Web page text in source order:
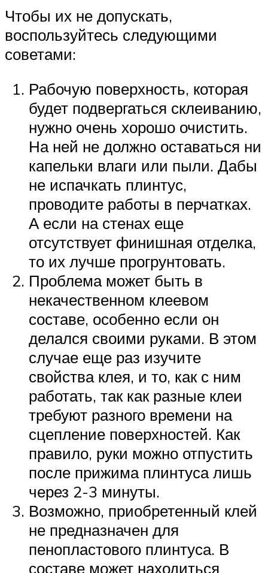
Чтобы их не допускать,
воспользуйтесь следующими
советами:
Рабочую поверхность, которая
будет подвергаться склеиванию,
нужно очень хорошо очистить.
На ней не должно оставаться ни
капельки влаги или пыли. Дабы
не испачкать плинтус,
проводите работы в перчатках.
А если на стенах еще
отсутствует финишная отделка,
то их лучше прогрунтовать.
Проблема может быть в
некачественном клеевом
составе, особенно если он
делался своими руками. В этом
случае еще раз изучите
свойства клея, и то, как с ним
работать, так как разные клеи
требуют разного времени на
сцепление поверхностей. Как
правило, руки можно отпустить
после прижима плинтуса лишь
через 2-3 минуты.
Возможно, приобретенный клей
не предназначен для
пенопластового плинтуса. В
составе может находиться